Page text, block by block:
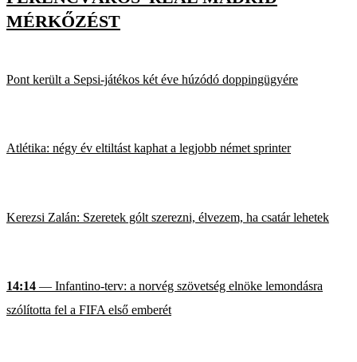
MÉRKŐZÉST
Pont került a Sepsi-játékos két éve húzódó doppingügyére
Atlétika: négy év eltiltást kaphat a legjobb német sprinter
Kerezsi Zalán: Szeretek gólt szerezni, élvezem, ha csatár lehetek
14:14 — Infantino-terv: a norvég szövetség elnöke lemondásra
szólította fel a FIFA első emberét